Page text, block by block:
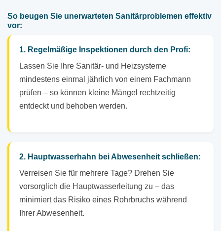
So beugen Sie unerwarteten Sanitärproblemen effektiv
vor:
1. Regelmäßige Inspektionen durch den Profi:
Lassen Sie Ihre Sanitär- und Heizsysteme
mindestens einmal jährlich von einem Fachmann
prüfen – so können kleine Mängel rechtzeitig
entdeckt und behoben werden.
2. Hauptwasserhahn bei Abwesenheit schließen:
Verreisen Sie für mehrere Tage? Drehen Sie
vorsorglich die Hauptwasserleitung zu – das
minimiert das Risiko eines Rohrbruchs während
Ihrer Abwesenheit.